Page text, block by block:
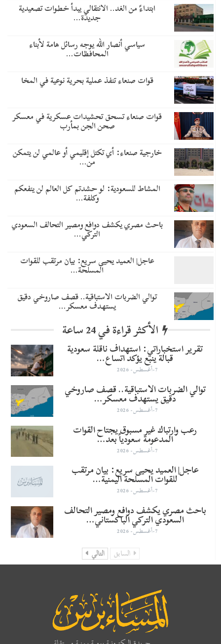
​ابتداءً من الغد.. الانتقالي يبدأ خطوات تصعيدية
جديدة…
سياسي أنصار الله يوجه رسائل هامة لأبناء
المحافظات…
قوات صنعاء تنفذ عملية بحرية نوعية في المخا
قوات صنعاء تسحق تحشيدات عسكرية في معسكر
صحن الجن بمأرب
خارجية صنعاء: أي تكتل إقليمي أو عالمي لن يتمكن
من…
المشاط للسعودية: لو حشدتم كل العالم لن ينفعكم
وكلفة…
باحث مصري يكشف دوافع ومصير التحالف السعودي
التركي…
عاجل| العميد يحيى سريع: بيان مرتقب للقوات
المسلحة…
توالي الضربات الاستباقية.. قصف صاروخي دقيق
يستهدف معسكر…
الأكثر قراءة في 24 ساعة
تقرير استخباراتي: استهداف ناقلة سعودية
قبالة ينبع يؤكد اتساع…
7-أغسطس- 2026
توالي الضربات الاستباقية.. قصف صاروخي
دقيق يستهدف معسكر…
7-أغسطس- 2026
رعب وارتباك غير مسبوق يجتاح القوات
المدعومة سعودياً بعد…
7-أغسطس- 2026
عاجل| العميد يحيى سريع: بيان مرتقب
للقوات المسلحة اليمنية…
7-أغسطس- 2026
باحث مصري يكشف دوافع ومصير التحالف
السعودي التركي الباكستاني…
7-أغسطس- 2026
السابق التالي